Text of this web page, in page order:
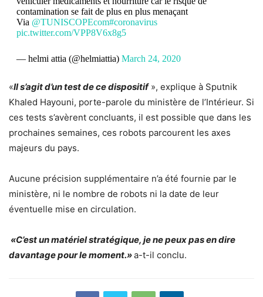
contamination se fait de plus en plus menaçant
Via @TUNISCOPEcom#coronavirus
pic.twitter.com/VPP8V6x8g5
— helmi attia (@helmiattia) March 24, 2020
«Il s’agit d’un test de ce dispositif», explique à Sputnik
Khaled Hayouni, porte-parole du ministère de l’Intérieur. Si
ces tests s’avèrent concluants, il est possible que dans les
prochaines semaines, ces robots parcourent les axes
majeurs du pays.
Aucune précision supplémentaire n’a été fournie par le
ministère, ni le nombre de robots ni la date de leur
éventuelle mise en circulation.
«C’est un matériel stratégique, je ne peux pas en dire
davantage pour le moment.»a-t-il conclu.